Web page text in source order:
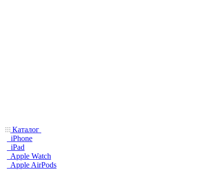
Каталог
iPhone
iPad
Apple Watch
Apple AirPods